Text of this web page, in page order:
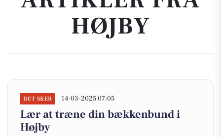
HØJBY
DET SKER 14-03-2025 07:05
Lær at træne din bækkenbund i
Højby